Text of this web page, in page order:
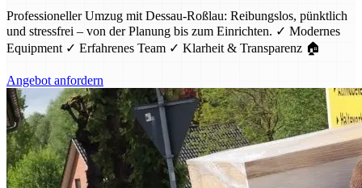
Professioneller Umzug mit Dessau-Roßlau: Reibungslos, pünktlich
und stressfrei – von der Planung bis zum Einrichten. ✓ Modernes
Equipment ✓ Erfahrenes Team ✓ Klarheit & Transparenz 🏠
Angebot anfordern